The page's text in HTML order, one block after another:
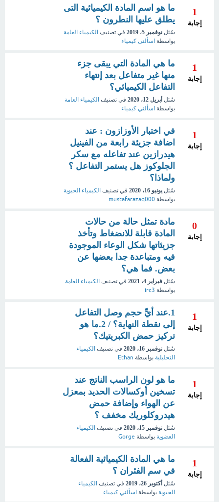
1
إجابة
ما هو اسم المادة الكيميائية التى
يطلق عليها النطرون ؟
سُئل نوفمبر 5، 2019 في تصنيف الكيمياء العامة
بواسطة اسألنى كيمياء
1
إجابة
ما هي المادة التي يبقى جزء
منها غير متفاعل بعد إنتهاء
التفاعل الكيميائي؟
سُئل أبريل 12، 2020 في تصنيف الكيمياء العامة
بواسطة اسألني كيمياء
1
إجابة
في اختبار الأوزازون : عند
اضافة جزيئة رابعة من الفينيل
هيدرازين عند تفاعله مع سكر
الجلوكوز هل يستمر التفاعل ؟
ولماذا؟
سُئل يونيو 16، 2020 في تصنيف الكيمياء الحيوية
بواسطة mustafarazaq000
0
إجابة
مادة تمثل حالة من حالات
المادة قابلة للانضغاط وتأخذ
جزيئاتها شكل الوعاء الموجودة
فيه ومتباعدة جدا بعضها عن
بعض. فما هي؟
سُئل فبراير 4، 2021 في تصنيف الكيمياء العامة
بواسطة irc3
1
إجابة
1.عند أيِّ حجم وصل التفاعل
إلى نقطة النهاية؟ / 2.ما هو
تركيز حمض الكبريتيك؟
سُئل نوفمبر 16، 2020 في تصنيف الكيمياء
التحليلية بواسطة Ethan
1
إجابة
ما هو لون الراسب الناتج عند
تسخين أوكسالات الحديد بمعزل
عن الهواء وإضافة حمض
هيدروكلوريك مخفف ؟
سُئل نوفمبر 15، 2020 في تصنيف الكيمياء
العضوية بواسطة Gorge
1
إجابة
ما هي المادة الكيميائية الفعالة
في سم الفئران ؟
سُئل أكتوبر 26، 2019 في تصنيف الكيمياء
الحيوية بواسطة اسألني كيمياء